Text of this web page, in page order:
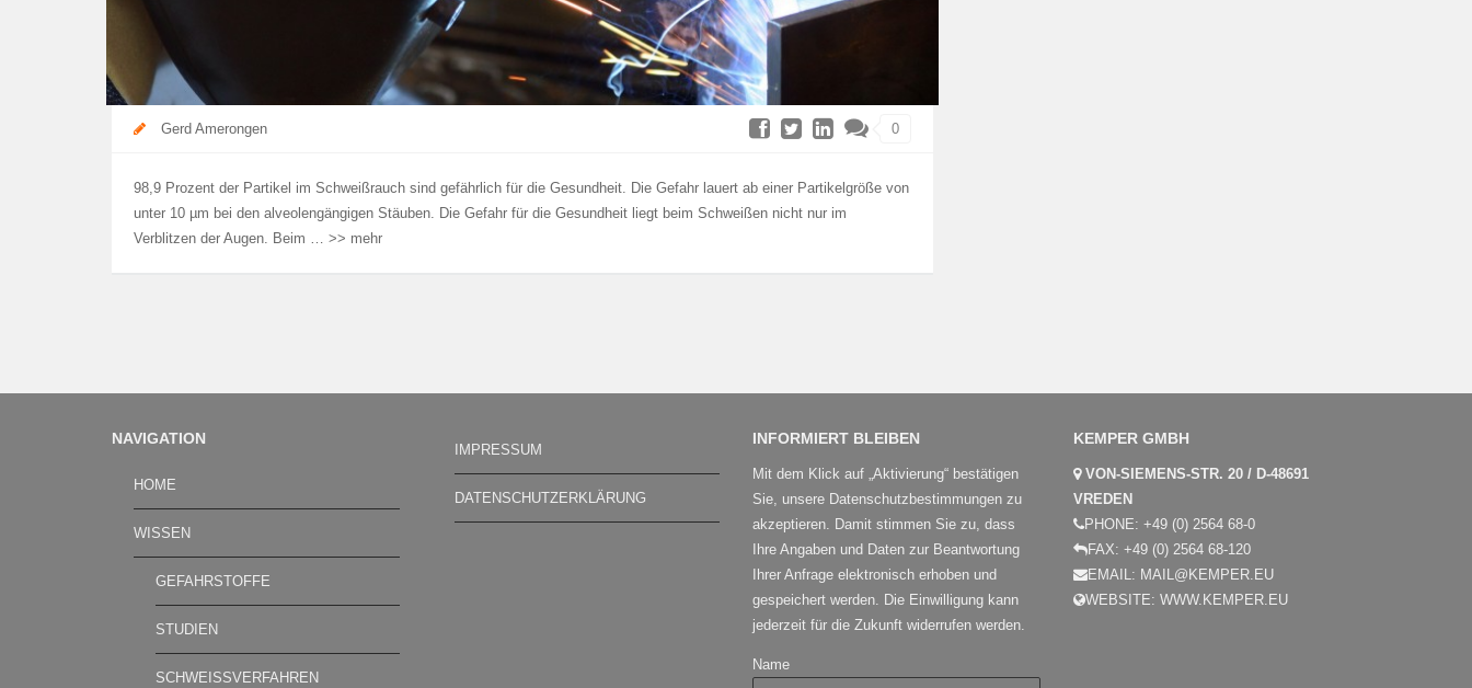
Gerd Amerongen 0
98,9 Prozent der Partikel im Schweißrauch sind gefährlich für die Gesundheit. Die Gefahr lauert ab einer Partikelgröße von
unter 10 µm bei den alveolengängigen Stäuben. Die Gefahr für die Gesundheit liegt beim Schweißen nicht nur im
Verblitzen der Augen. Beim … >> mehr
NAVIGATION
HOME
WISSEN
GEFAHRSTOFFE
STUDIEN
SCHWEISSVERFAHREN
IMPRESSUM
DATENSCHUTZERKLÄRUNG
INFORMIERT BLEIBEN
Mit dem Klick auf „Aktivierung“ bestätigen
Sie, unsere Datenschutzbestimmungen zu
akzeptieren. Damit stimmen Sie zu, dass
Ihre Angaben und Daten zur Beantwortung
Ihrer Anfrage elektronisch erhoben und
gespeichert werden. Die Einwilligung kann
jederzeit für die Zukunft widerrufen werden.
Name
KEMPER GMBH
VON-SIEMENS-STR. 20 / D-48691
VREDEN
PHONE: +49 (0) 2564 68-0
FAX: +49 (0) 2564 68-120
EMAIL: MAIL@KEMPER.EU
WEBSITE: WWW.KEMPER.EU